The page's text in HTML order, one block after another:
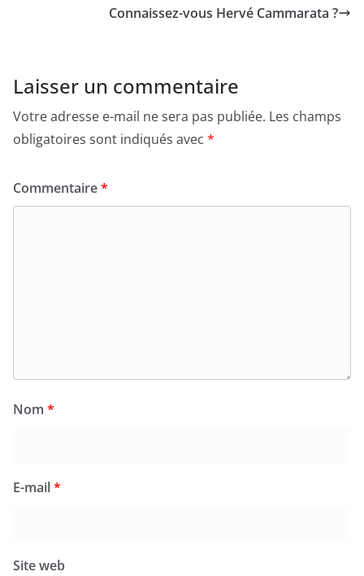
Connaissez-vous Hervé Cammarata ?
Laisser un commentaire
Votre adresse e-mail ne sera pas publiée. Les champs
obligatoires sont indiqués avec *
Commentaire*
Nom *
E-mail*
Site web